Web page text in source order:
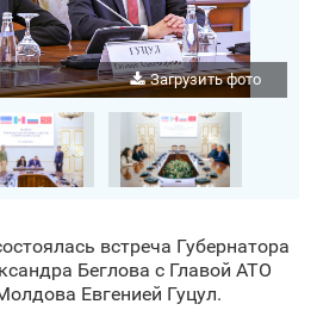
Загрузить фото
встреча Губернатора
Беглова с Главой АТО
Евгенией Гуцул.